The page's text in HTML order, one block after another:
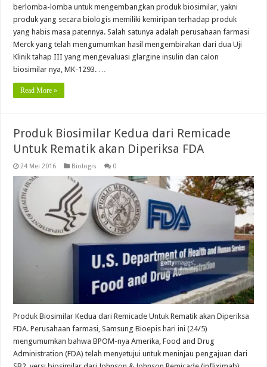
berlomba-lomba untuk mengembangkan produk biosimilar, yakni
produk yang secara biologis memiliki kemiripan terhadap produk
yang habis masa patennya. Salah satunya adalah perusahaan farmasi
Merck yang telah mengumumkan hasil mengembirakan dari dua Uji
Klinik tahap III yang mengevaluasi glargine insulin dan calon
biosimilar nya, MK-1293. …
Read More »
Produk Biosimilar Kedua dari Remicade
Untuk Rematik akan Diperiksa FDA
24 Mei 2016 Biologis 0
Produk Biosimilar Kedua dari Remicade Untuk Rematik akan Diperiksa
FDA. Perusahaan farmasi, Samsung Bioepis hari ini (24/5)
mengumumkan bahwa BPOM-nya Amerika, Food and Drug
Administration (FDA) telah menyetujui untuk meninjau pengajuan dari